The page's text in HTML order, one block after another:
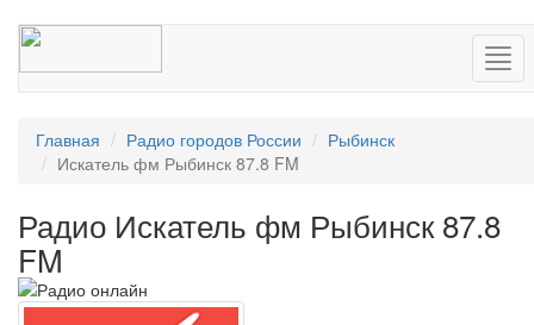
Главная Радио городов России
Рыбинск
Искатель фм Рыбинск 87.8 FM
Радио Искатель фм Рыбинск 87.8
FM